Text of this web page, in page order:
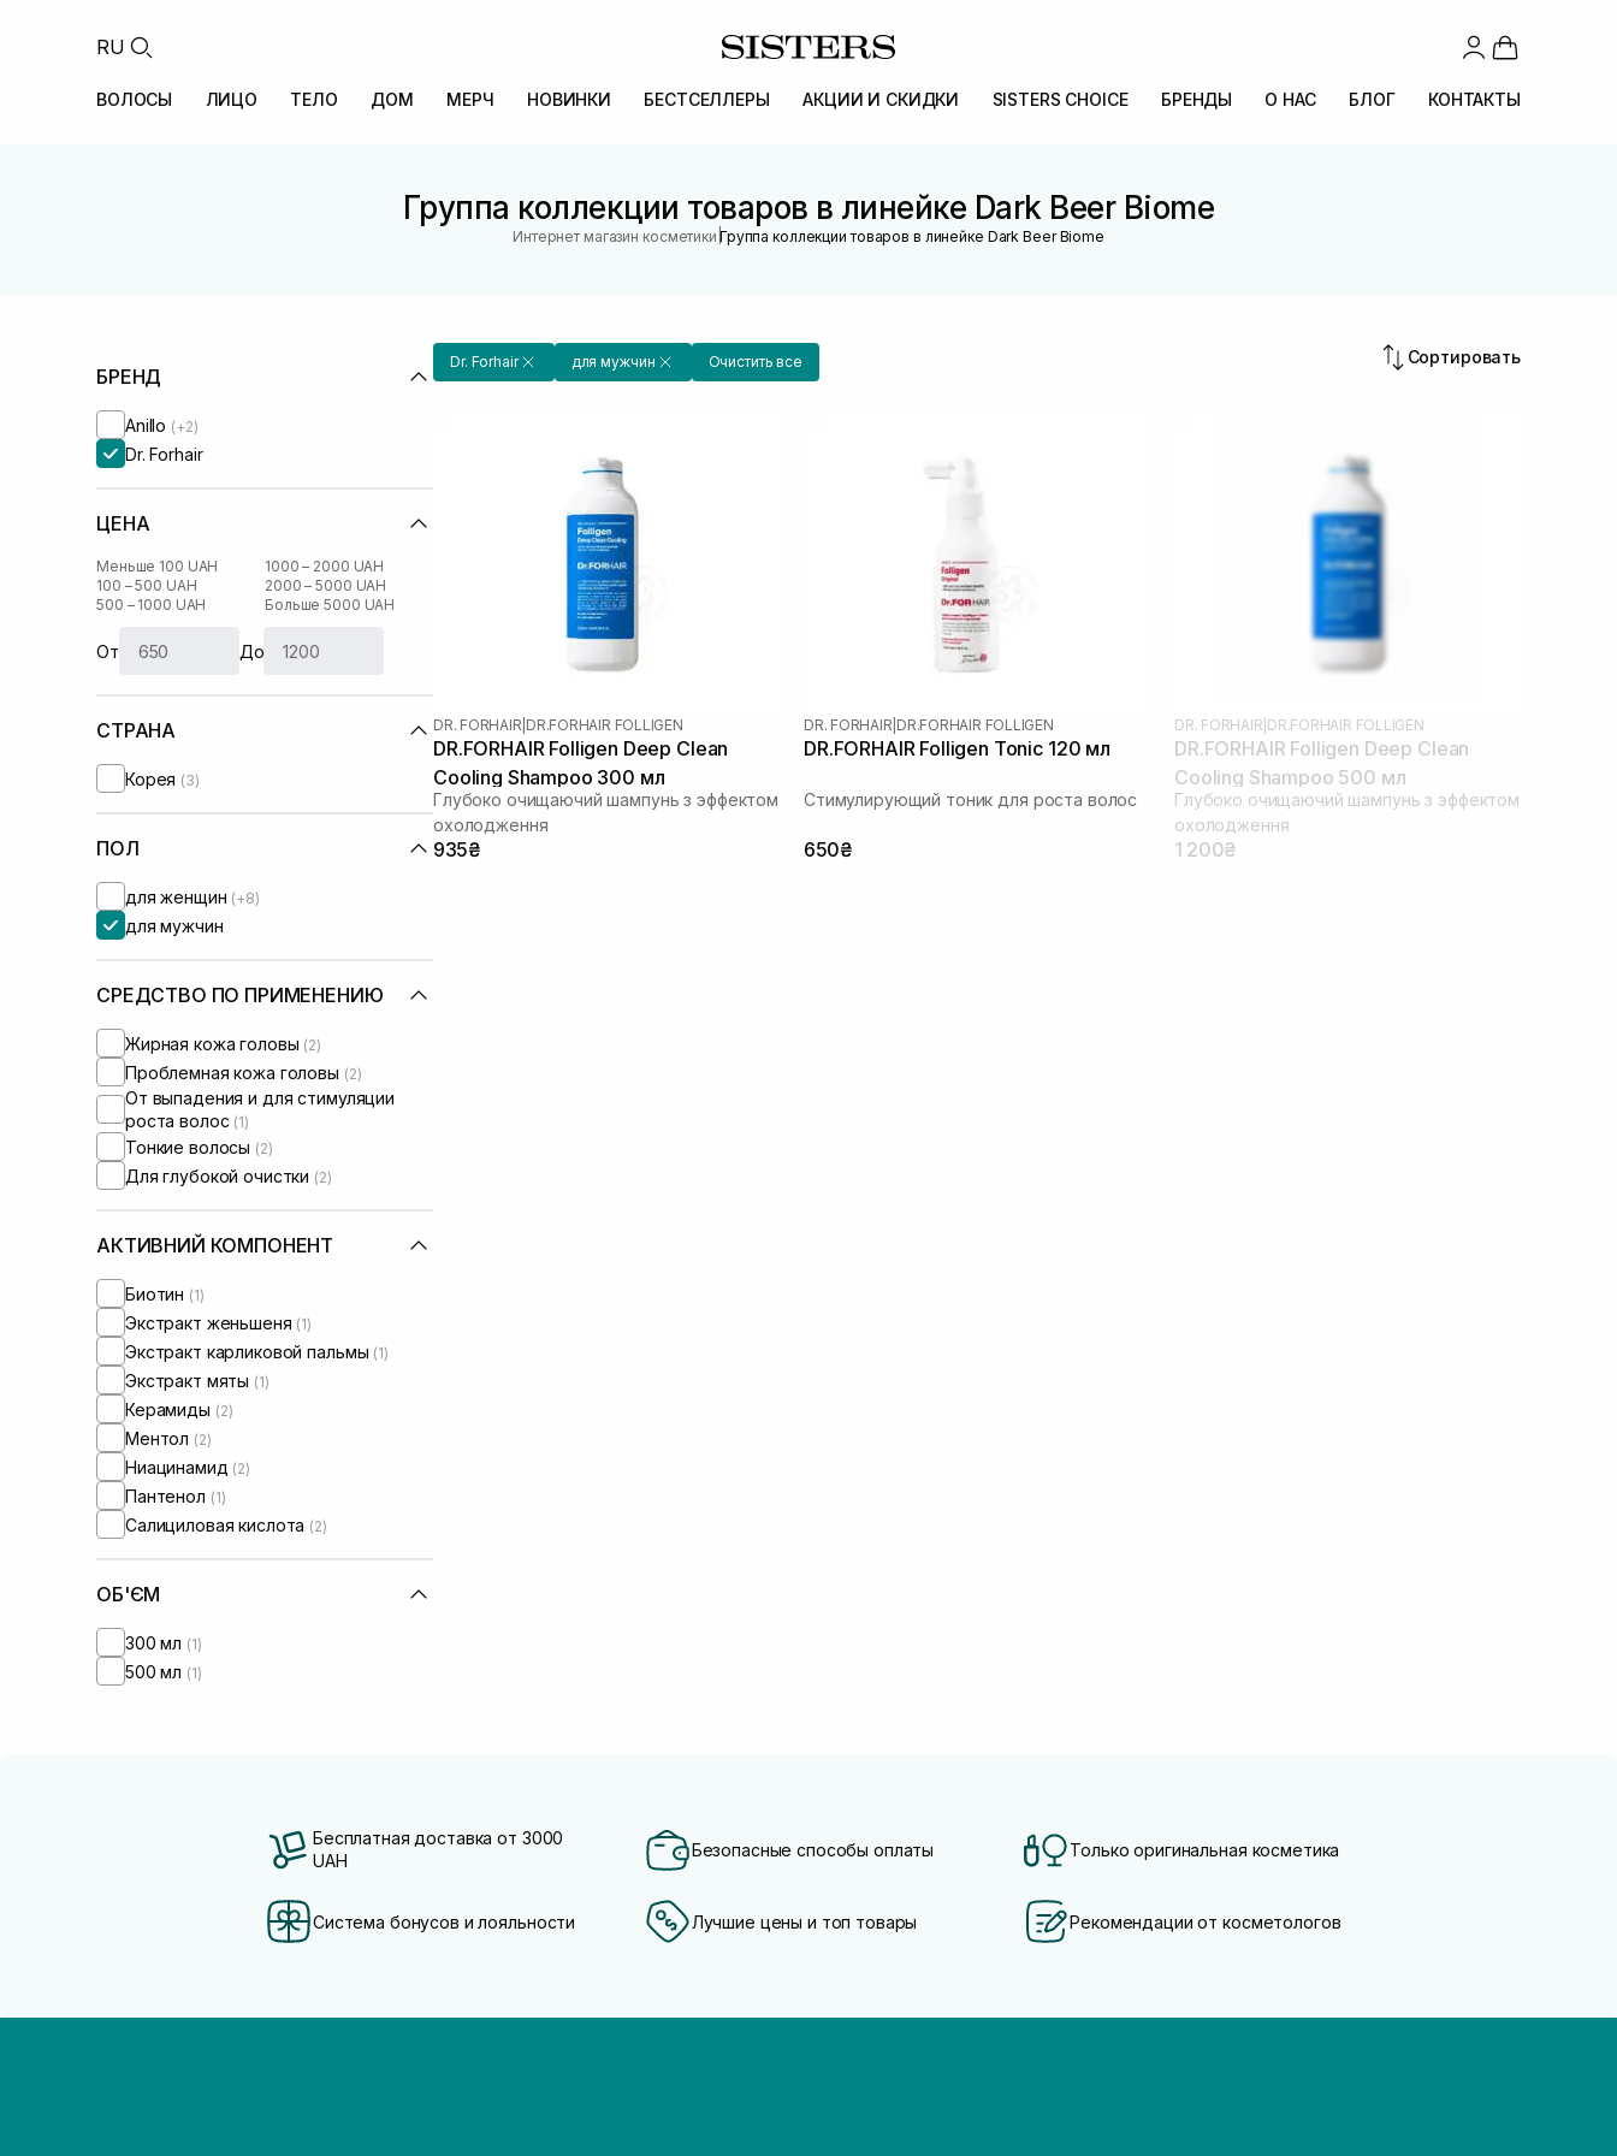
RU
ВОЛОСЫ ЛИЦО ТЕЛО ДОМ МЕРЧ НОВИНКИ БЕСТСЕЛЛЕРЫ АКЦИИ И СКИДКИ SISTERS CHOICE БРЕНДЫ О НАС БЛОГ КОНТАКТЫ
Группа коллекции товаров в линейке Dark Beer Biome
Интернет магазин косметики |Группа коллекции товаров в линейке Dark Beer Biome
БРЕНД
Anillo (+2)
Dr. Forhair
ЦЕНА
Меньше 100 UAH
100 – 500 UAH
500 – 1000 UAH
1000 – 2000 UAH
2000 – 5000 UAH
Больше 5000 UAH
От До
СТРАНА
Корея (3)
ПОЛ
для женщин (+8)
для мужчин
СРЕДСТВО ПО ПРИМЕНЕНИЮ
Жирная кожа головы (2)
Проблемная кожа головы (2)
От выпадения и для стимуляции
роста волос (1)
Тонкие волосы (2)
Для глубокой очистки (2)
АКТИВНИЙ КОМПОНЕНТ
Биотин (1)
Экстракт женьшеня (1)
Экстракт карликовой пальмы (1)
Экстракт мяты (1)
Керамиды (2)
Ментол (2)
Ниацинамид (2)
Пантенол (1)
Салициловая кислота (2)
ОБ'ЄМ
300 мл (1)
500 мл (1)
Dr. Forhair для мужчин Очистить все Сортировать
DR. FORHAIR DR.FORHAIR FOLLIGEN
DR.FORHAIR Folligen Deep Clean
Cooling Shampoo 300 мл
Глубоко очищаючий шампунь з эффектом
охолодження
935₴
DR. FORHAIR DR.FORHAIR FOLLIGEN
DR.FORHAIR Folligen Tonic 120 мл
Стимулирующий тоник для роста волос
650₴
DR. FORHAIR DR.FORHAIR FOLLIGEN
DR.FORHAIR Folligen Deep Clean
Cooling Shampoo 500 мл
Глубоко очищаючий шампунь з эффектом
охолодження
1 200₴
Бесплатная доставка от 3000
UAH
Безопасные способы оплаты Только оригинальная косметика
Система бонусов и лояльности Лучшие цены и топ товары Рекомендации от косметологов